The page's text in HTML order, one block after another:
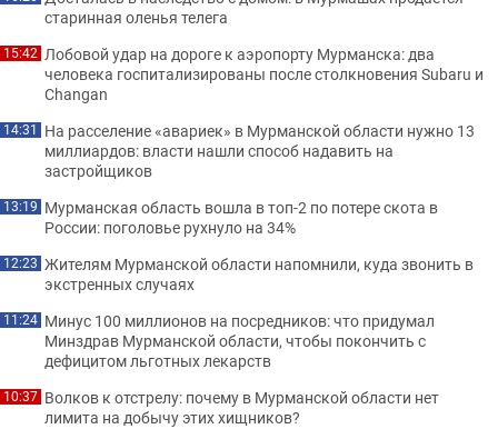
старинная оленья телега
15:42 Лобовой удар на дороге к аэропорту Мурманска: два
человека госпитализированы после столкновения Subaru и
Changan
14:31 На расселение «авариек» в Мурманской области нужно 13
миллиардов: власти нашли способ надавить на
застройщиков
13:19 Мурманская область вошла в топ-2 по потере скота в
России: поголовье рухнуло на 34%
12:23 Жителям Мурманской области напомнили, куда звонить в
экстренных случаях
11:24 Минус 100 миллионов на посредников: что придумал
Минздрав Мурманской области, чтобы покончить с
дефицитом льготных лекарств
10:37 Волков к отстрелу: почему в Мурманской области нет
лимита на добычу этих хищников?